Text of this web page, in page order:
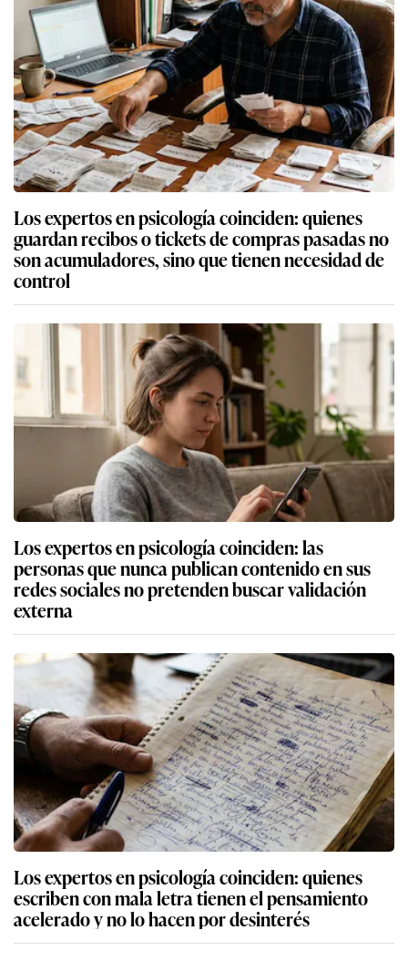
Los expertos en psicología coinciden: quienes
guardan recibos o tickets de compras pasadas no
son acumuladores, sino que tienen necesidad de
control
Los expertos en psicología coinciden: las
personas que nunca publican contenido en sus
redes sociales no pretenden buscar validación
externa
Los expertos en psicología coinciden: quienes
escriben con mala letra tienen el pensamiento
acelerado y no lo hacen por desinterés